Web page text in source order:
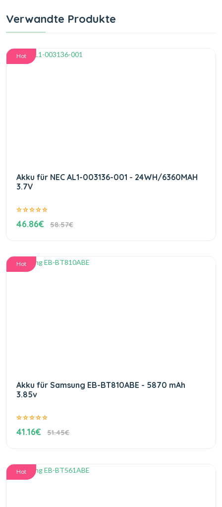
Verwandte Produkte
Hot
Akku für NEC AL1-003136-001 - 24WH/6360MAH
3.7V
46.86€ 58.57€
Hot
Akku für Samsung EB-BT810ABE - 5870 mAh
3.85v
41.16€ 51.45€
Hot